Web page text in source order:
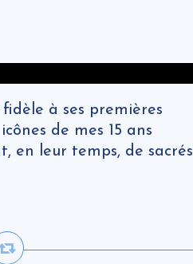
à ses premières
de mes 15 ans
en leur temps, de sacrés